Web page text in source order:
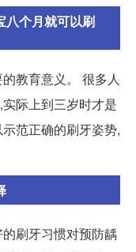
八个月就可以刷
教育意义。 很多人
际上到三岁时才是
范正确的刷牙姿势,
刷牙习惯对预防龋